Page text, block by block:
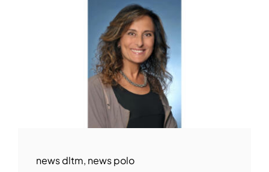
news dltm, news polo